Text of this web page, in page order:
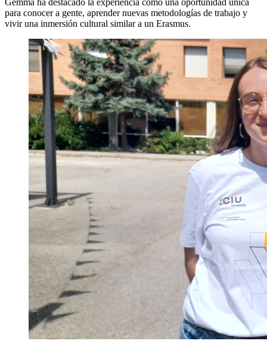
para conocer a gente, aprender nuevas metodologías de trabajo y
vivir una inmersión cultural similar a un Erasmus.